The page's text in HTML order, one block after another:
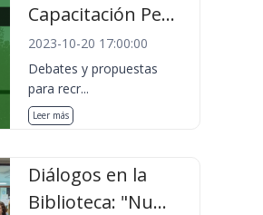
Capacitación Pe...
2023-10-20 17:00:00
Debates y propuestas
para recr...
Leer más
Diálogos en la
Biblioteca: "Nu...